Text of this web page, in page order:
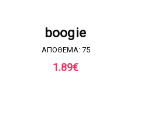
boogie
ΑΠΟΘΕΜΑ: 75
1.89€